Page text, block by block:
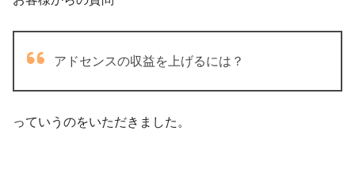
アドセンスの収益を上げるには？
っていうのをいただきました。